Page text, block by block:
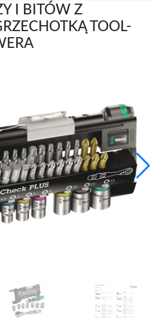
I BITÓW Z
TOOL-